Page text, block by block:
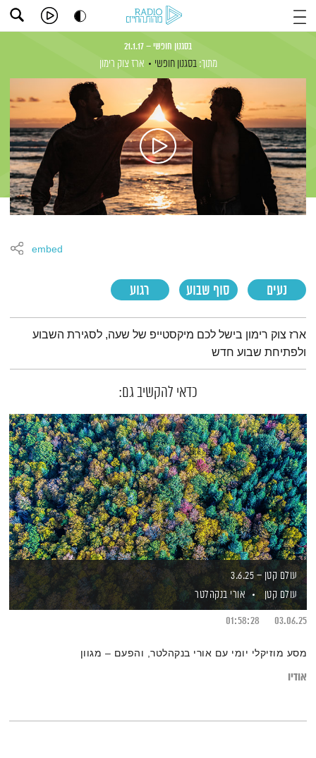
בסגנון חופשי – 21.1.17
מתוך: בסגנון חופשי ארז צוק רימון
נעים סוף שבוע רגוע
embed
תמצית הפודקאסט
ארז צוק רימון בישל לכם מיקסטייפ של שעה, לסגירת השבוע
ולפתיחת שבוע חדש
כדאי להקשיב גם:
עולם קטן – 3.6.25
עולם קטן
אורי בנקהלטר
03.06.25
01:58:28
מסע מוזיקלי יומי עם אורי בנקהלטר, והפעם – מגוון
אודיו